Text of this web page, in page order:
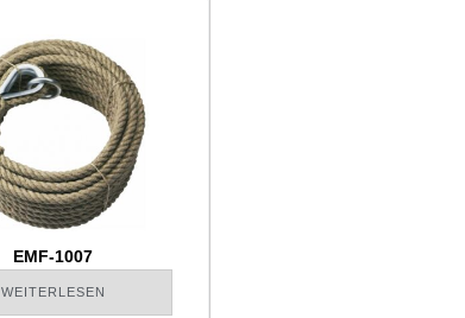
EMF-1007
WEITERLESEN